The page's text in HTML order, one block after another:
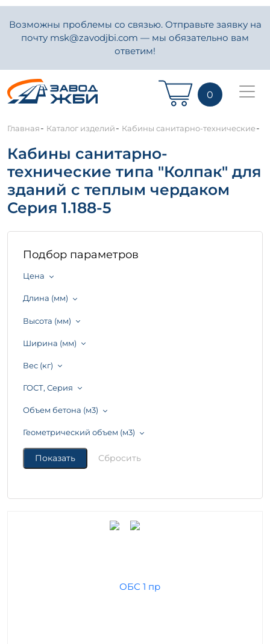
Возможны проблемы со связью. Отправьте заявку на
почту msk@zavodjbi.com — мы обязательно вам
ответим!
0
Главная- Каталог изделий- Кабины санитарно-технические-
Кабины санитарно-
технические типа "Колпак" для
зданий с теплым чердаком
Серия 1.188-5
Подбор параметров
Цена
Длина (мм)
Высота (мм)
Ширина (мм)
Вес (кг)
ГОСТ, Серия
Объем бетона (м3)
Геометрический объем (м3)